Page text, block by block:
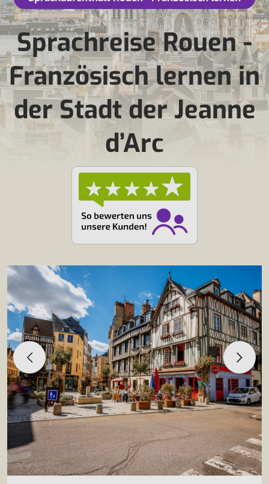
Sprachreise Rouen -
Französisch lernen in
der Stadt der Jeanne
d’Arc